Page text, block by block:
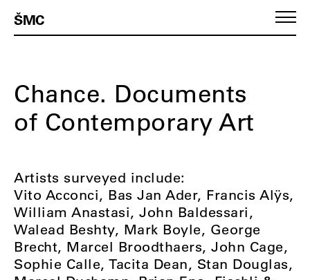
ŠMC
Chance. Documents
of Contemporary Art
Artists surveyed include:
Vito Acconci, Bas Jan Ader, Francis Alÿs,
William Anastasi, John Baldessari,
Walead Beshty, Mark Boyle, George
Brecht, Marcel Broodthaers, John Cage,
Sophie Calle, Tacita Dean, Stan Douglas,